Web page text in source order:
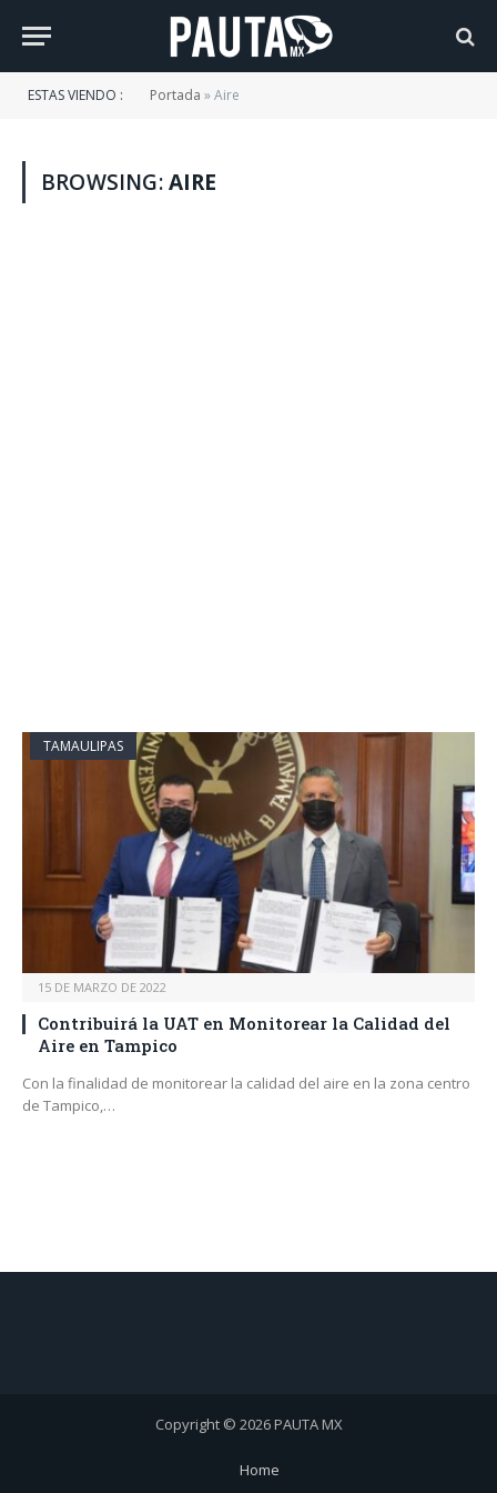
ESTAS VIENDO : Portada »Aire
BROWSING:AIRE
TAMAULIPAS
15 DE MARZO DE 2022
Contribuirá la UAT en Monitorear la Calidad del
Aire en Tampico
Con la finalidad de monitorear la calidad del aire en la zona centro
de Tampico,…
Copyright © 2026 PAUTA MX
Home